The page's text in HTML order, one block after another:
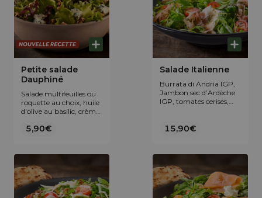
Petite salade
Dauphiné
Salade multifeuilles ou
roquette au choix, huile
d'olive au basilic, crème
de Modène IGP, Bleu du
Dauphiné.
5,90€
Salade Italienne
Burrata di Andria IGP,
Jambon sec d’Ardèche
IGP, tomates cerises,
balsamique de Modène
Accompagnée d'un
15,90€